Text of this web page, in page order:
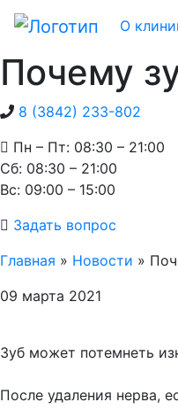
О
Почему
8 (3842) 233-802
Пн – Пт: 08:30 – 21:00
Cб: 08:30 – 21:00
Вс: 09:00 – 15:00
Задать вопрос
Главная » Новости »
09 марта 2021
Зуб может потемнеть
После удаления нерва,